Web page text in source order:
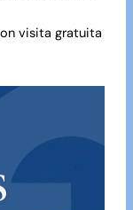
visita gratuita